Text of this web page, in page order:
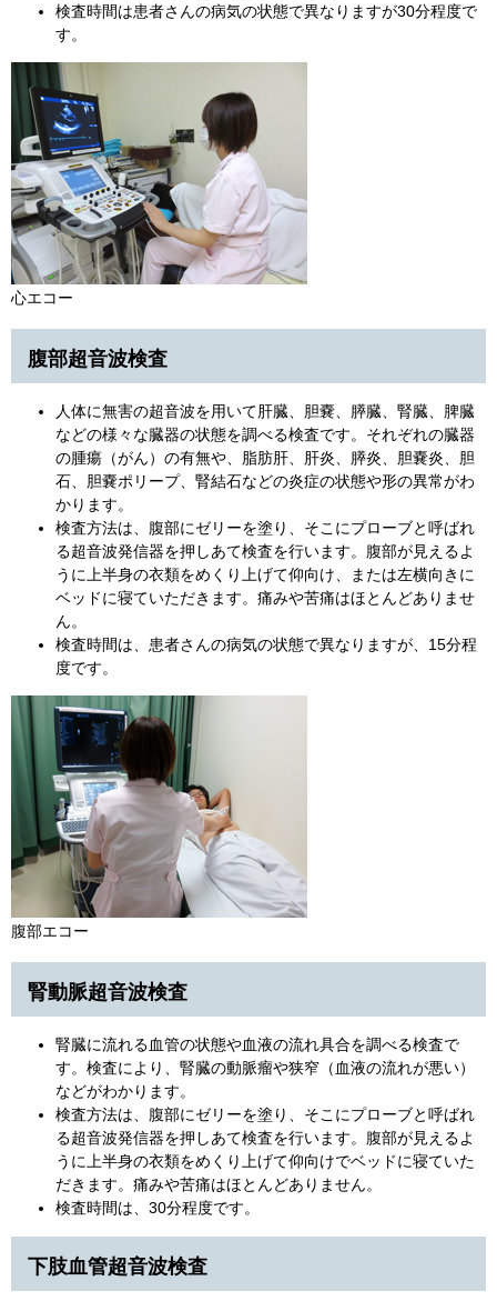
検査時間は患者さんの病気の状態で異なりますが30分程度で
す。
​心エコー
腹部超音波検査
人体に無害の超音波を用いて肝臓、胆嚢、膵臓、腎臓、脾臓
などの様々な臓器の状態を調べる検査です。それぞれの臓器
の腫瘍（がん）の有無や、脂肪肝、肝炎、膵炎、胆嚢炎、胆
石、胆嚢ポリープ、腎結石などの炎症の状態や形の異常がわ
かります。
検査方法は、腹部にゼリーを塗り、そこにプローブと呼ばれ
る超音波発信器を押しあて検査を行います。腹部が見えるよ
うに上半身の衣類をめくり上げて仰向け、または左横向きに
ベッドに寝ていただきます。痛みや苦痛はほとんどありませ
ん。
検査時間は、患者さんの病気の状態で異なりますが、15分程
度です。
​腹部エコー
腎動脈超音波検査
腎臓に流れる血管の状態や血液の流れ具合を調べる検査で
す。検査により、腎臓の動脈瘤や狭窄（血液の流れが悪い）
などがわかります。
検査方法は、腹部にゼリーを塗り、そこにプローブと呼ばれ
る超音波発信器を押しあて検査を行います。腹部が見えるよ
うに上半身の衣類をめくり上げて仰向けでベッドに寝ていた
だきます。痛みや苦痛はほとんどありません。
検査時間は、30分程度です。
下肢血管超音波検査